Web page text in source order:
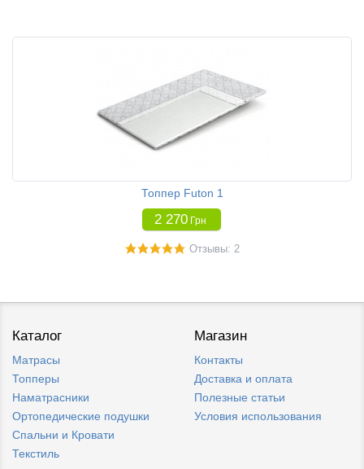
Топпер Futon 1
2 270 Грн
Отзывы: 2
Каталог
Матрасы
Топперы
Наматрасники
Ортопедические подушки
Спальни и Кровати
Текстиль
Магазин
Контакты
Доставка и оплата
Полезные статьи
Условия использования